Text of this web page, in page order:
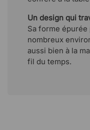
Un design qui
Sa forme épurée
nombreux
aussi bien à la
fil du temps.